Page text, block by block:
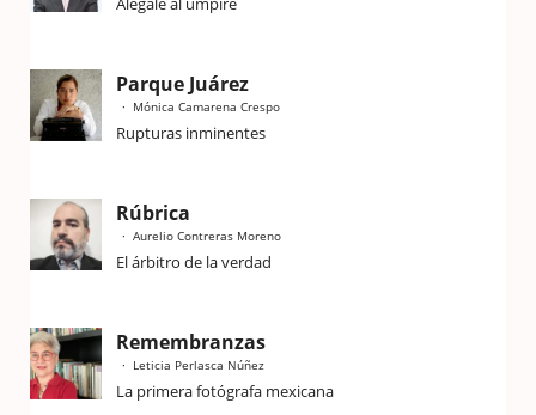
Parque Juárez
Mónica Camarena Crespo
Rupturas inminentes
Rúbrica
Aurelio Contreras Moreno
El árbitro de la verdad
Remembranzas
Leticia Perlasca Núñez
La primera fotógrafa mexicana